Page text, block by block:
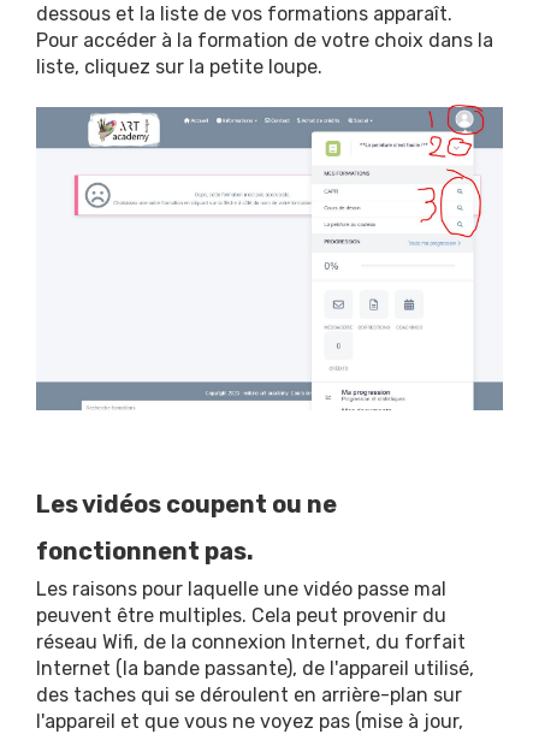
dessous et la liste de vos formations apparaît.
Pour accéder à la formation de votre choix dans la
liste, cliquez sur la petite loupe.
Les vidéos coupent ou ne
fonctionnent pas.
Les raisons pour laquelle une vidéo passe mal
peuvent être multiples. Cela peut provenir du
réseau Wifi, de la connexion Internet, du forfait
Internet (la bande passante), de l'appareil utilisé,
des taches qui se déroulent en arrière-plan sur
l'appareil et que vous ne voyez pas (mise à jour,